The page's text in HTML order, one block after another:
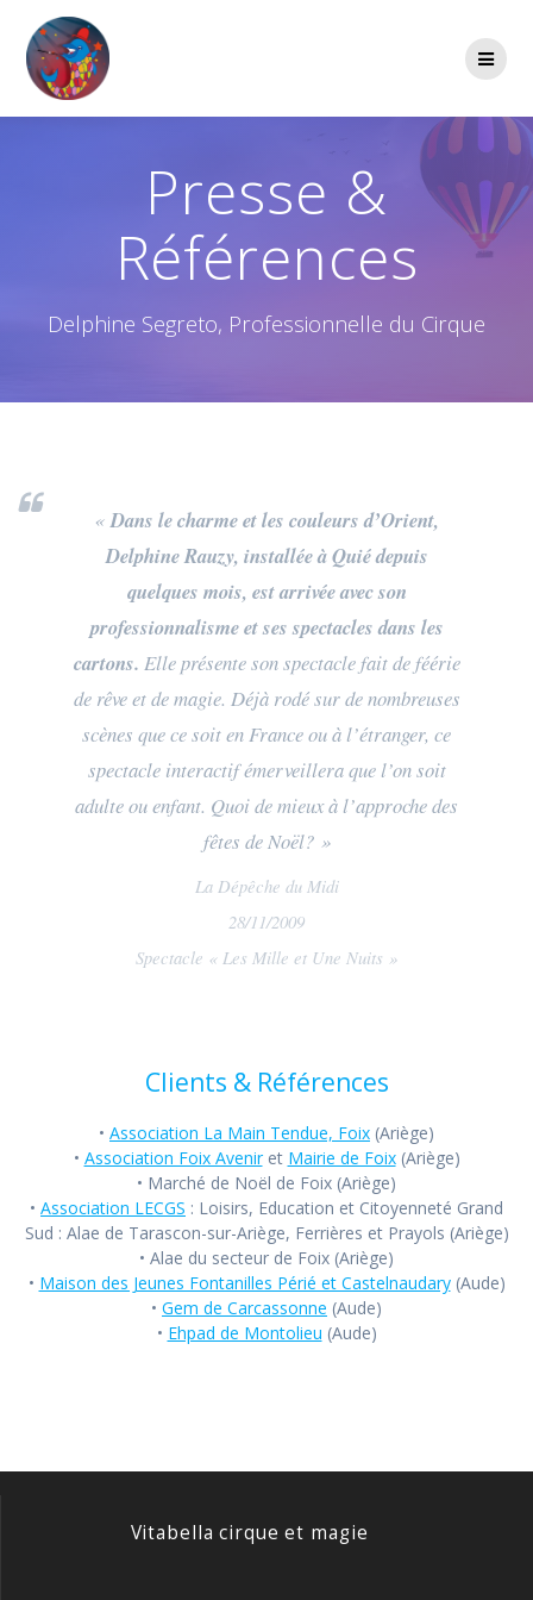
Presse &
Références
Delphine Segreto, Professionnelle du Cirque
«Dans le charme et les couleurs d’Orient,
Delphine Rauzy, installée à Quié depuis
quelques mois, est arrivée avec son
professionnalisme et ses spectacles dans les
cartons. Elle présente son spectacle fait de féérie
de rêve et de magie. Déjà rodé sur de nombreuses
scènes que ce soit en France ou à l’étranger, ce
spectacle interactif émerveillera que l’on soit
adulte ou enfant. Quoi de mieux à l’approche des
fêtes de Noël? »
La Dépêche du Midi
28/11/2009
Spectacle « Les Mille et Une Nuits »
Clients & Références
• Association La Main Tendue, Foix (Ariège)
• Association Foix Aveniret Mairie de Foix(Ariège)
• Marché de Noël de Foix (Ariège)
• Association LECGS : Loisirs, Education et Citoyenneté Grand
Sud : Alae de Tarascon-sur-Ariège, Ferrières et Prayols (Ariège)
• Alae du secteur de Foix (Ariège)
• Maison des Jeunes Fontanilles Périé et Castelnaudary(Aude)
• Gem de Carcassonne (Aude)
• Ehpad de Montolieu (Aude)
Vitabella cirque et magie